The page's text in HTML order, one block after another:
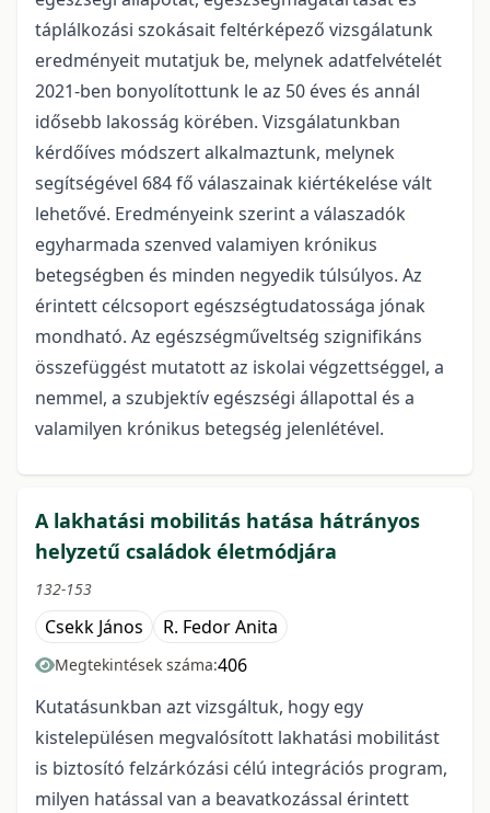
táplálkozási szokásait feltérképező vizsgálatunk
eredményeit mutatjuk be, melynek adatfelvételét
2021-ben bonyolítottunk le az 50 éves és annál
idősebb lakosság körében. Vizsgálatunkban
kérdőíves módszert alkalmaztunk, melynek
segítségével 684 fő válaszainak kiértékelése vált
lehetővé. Eredményeink szerint a válaszadók
egyharmada szenved valamiyen krónikus
betegségben és minden negyedik túlsúlyos. Az
érintett célcsoport egészségtudatossága jónak
mondható. Az egészségműveltség szignifikáns
összefüggést mutatott az iskolai végzettséggel, a
nemmel, a szubjektív egészségi állapottal és a
valamilyen krónikus betegség jelenlétével.
A lakhatási mobilitás hatása hátrányos
helyzetű családok életmódjára
132-153
Csekk János R. Fedor Anita
Megtekintések száma:406
Kutatásunkban azt vizsgáltuk, hogy egy
kistelepülésen megvalósított lakhatási mobilitást
is biztosító felzárkózási célú integrációs program,
milyen hatással van a beavatkozással érintett